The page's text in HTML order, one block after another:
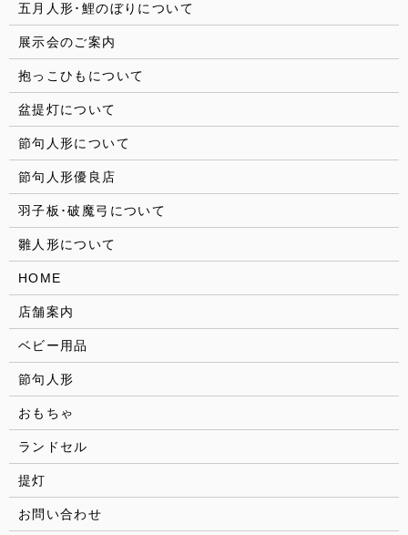
五月人形･鯉のぼりについて
展示会のご案内
抱っこひもについて
盆提灯について
節句人形について
節句人形優良店
羽子板･破魔弓について
雛人形について
HOME
店舗案内
ベビー用品
節句人形
おもちゃ
ランドセル
提灯
お問い合わせ